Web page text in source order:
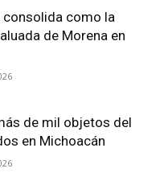
consolida como la
de Morena en
de mil objetos del
en Michoacán